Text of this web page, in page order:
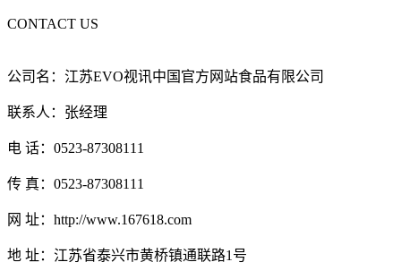
CONTACT US
公司名：江苏EVO视讯中国官方网站食品有限公司
联系人：张经理
电 话：0523-87308111
传 真：0523-87308111
网 址：http://www.167618.com
地 址：江苏省泰兴市黄桥镇通联路1号